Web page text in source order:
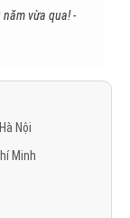
vừa qua! -
Nội
Minh